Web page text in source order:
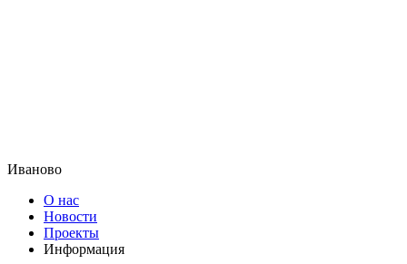
Иваново
О нас
Новости
Проекты
Информация